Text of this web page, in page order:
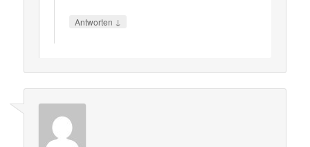
Antworten ↓